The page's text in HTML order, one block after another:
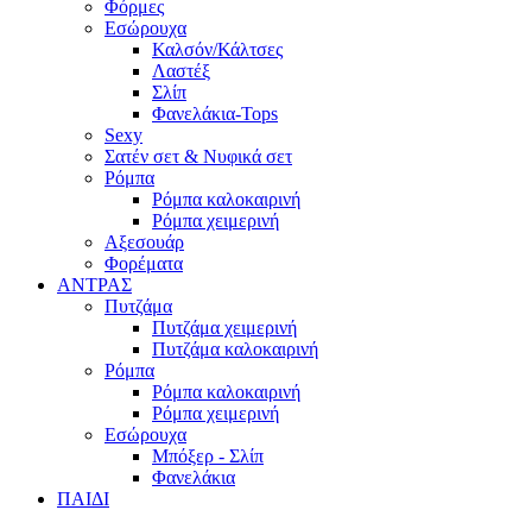
Φόρμες
Εσώρουχα
Καλσόν/Κάλτσες
Λαστέξ
Σλίπ
Φανελάκια-Tops
Sexy
Σατέν σετ & Νυφικά σετ
Ρόμπα
Ρόμπα καλοκαιρινή
Ρόμπα χειμερινή
Αξεσουάρ
Φορέματα
ΑΝΤΡΑΣ
Πυτζάμα
Πυτζάμα χειμερινή
Πυτζάμα καλοκαιρινή
Ρόμπα
Ρόμπα καλοκαιρινή
Ρόμπα χειμερινή
Εσώρουχα
Μπόξερ - Σλίπ
Φανελάκια
ΠΑΙΔΙ